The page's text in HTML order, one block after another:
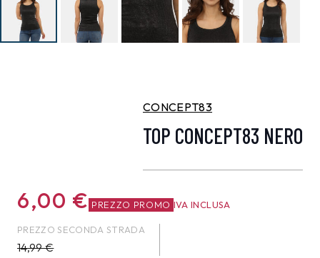
CONCEPT83
TOP CONCEPT83 NERO
6,00 € PREZZO PROMO IVA INCLUSA
PREZZO SECONDA STRADA
14,99€